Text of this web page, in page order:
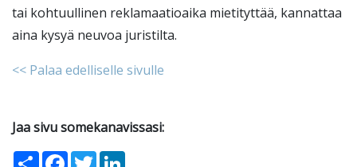
tai kohtuullinen reklamaatioaika mietityttää, kannattaa
aina kysyä neuvoa juristilta.
<< Palaa edelliselle sivulle
Jaa sivu somekanavissasi:
ShareFacebook
Twitter